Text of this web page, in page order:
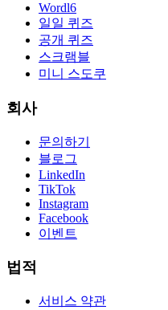
Wordl6
일일 퀴즈
공개 퀴즈
스크램블
미니 스도쿠
회사
문의하기
블로그
LinkedIn
TikTok
Instagram
Facebook
이벤트
법적
서비스 약관